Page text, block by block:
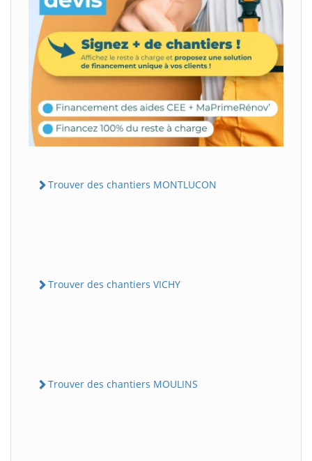
Trouver des chantiers MONTLUCON
Trouver des chantiers VICHY
Trouver des chantiers MOULINS